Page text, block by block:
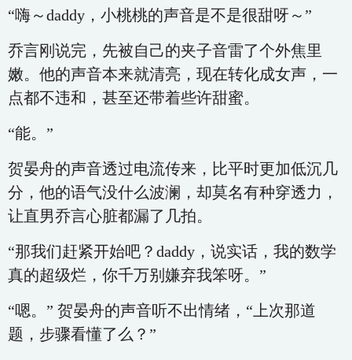
“嗨～daddy，小桃桃的声音是不是很甜呀～”
乔言刚说完，先被自己的夹子音雷了个外焦里
嫩。他的声音本来就清亮，现在转化成女声，一
点都不违和，甚至还带着些许甜蜜。
“能。”
贺晏舟的声音透过电流传来，比平时更加低沉几
分，他的语气没什么波澜，却莫名有种穿透力，
让直男乔言心脏都漏了几拍。
“那我们赶紧开始吧？daddy，说实话，我的数学
真的超级烂，你千万别嫌弃我笨呀。”
“嗯。” 贺晏舟的声音听不出情绪，“上次那道
题，步骤看懂了么？”